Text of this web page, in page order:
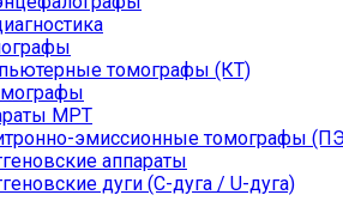
томографы (КТ)
МРТ
эмиссионные томографы
аппараты
дуги (С-дуга / U-дуга)